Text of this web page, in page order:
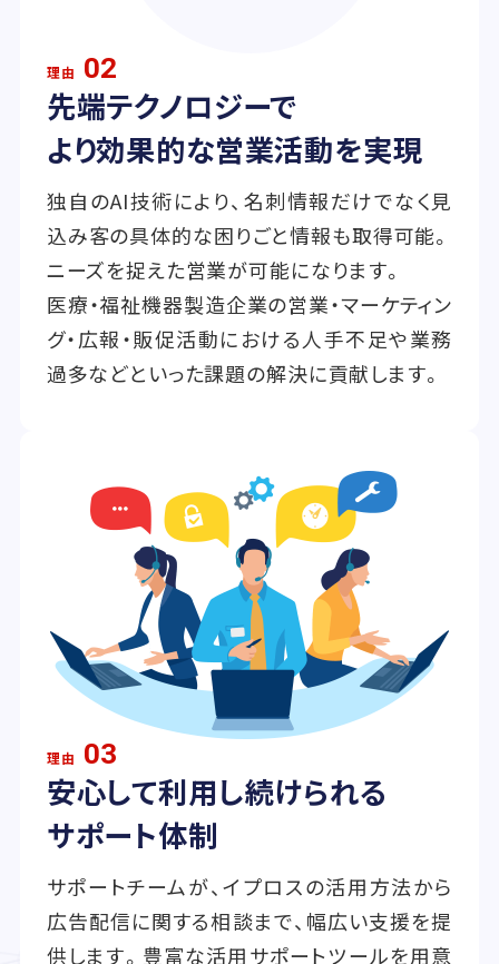
理由 02
先端テクノロジーで
より効果的な営業活動を実現
独自のAI技術により、名刺情報だけでなく見
込み客の具体的な困りごと情報も取得可能。
ニーズを捉えた営業が可能になります。
医療・福祉機器製造企業の営業・マーケティン
グ・広報・販促活動における人手不足や業務
過多などといった課題の解決に貢献します。
理由 03
安心して利用し続けられる
サポート体制
サポートチームが、イプロスの活用方法から
広告配信に関する相談まで、幅広い支援を提
供します。豊富な活用サポートツールを用意